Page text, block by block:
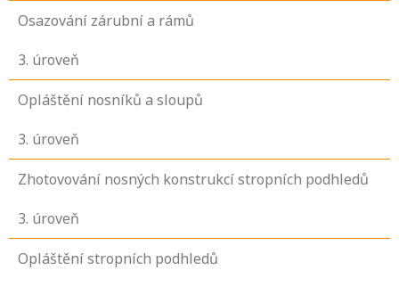
Osazování zárubní a rámů
3. úroveň
Opláštění nosníků a sloupů
3. úroveň
Zhotovování nosných konstrukcí stropních podhledů
3. úroveň
Opláštění stropních podhledů